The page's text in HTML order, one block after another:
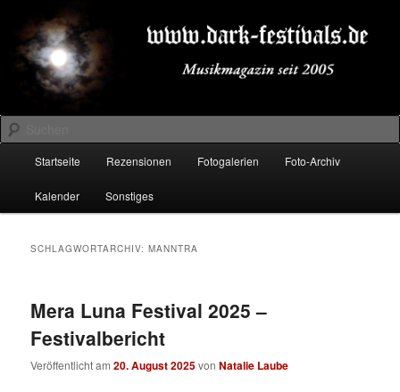
primären
Inhalt
springen
sekundären
Inhalt
springenDARK-FESTIVALS.DE
Suchen
Startseite Rezensionen Fotogalerien Foto-Archiv
Kalender Sonstiges
SCHLAGWORTARCHIV:MANNTRA
Mera Luna Festival 2025 –
Festivalbericht
Veröffentlicht am20. August 2025vonNatalie Laube